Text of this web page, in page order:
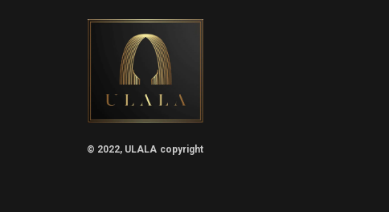
© 2022, ULALA copyright